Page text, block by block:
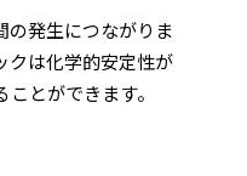
の発生につながりま
クは化学的安定性が
とができます。